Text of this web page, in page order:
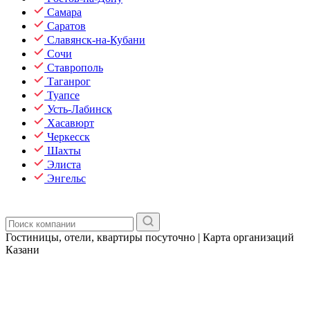
Самара
Саратов
Славянск-на-Кубани
Сочи
Ставрополь
Таганрог
Туапсе
Усть-Лабинск
Хасавюрт
Черкесск
Шахты
Элиста
Энгельс
Гостиницы, отели, квартиры посуточно | Карта организаций
Казани